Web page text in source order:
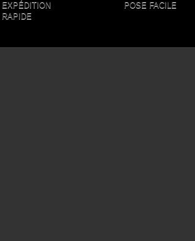
EXPÉDITION
RAPIDE
POSE FACILE